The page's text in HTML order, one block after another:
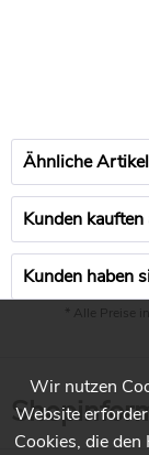
Ähnliche Artikel
Kunden kauften
Kunden haben
* Alle Preise
Wir nutzen
Website
Cookies, die